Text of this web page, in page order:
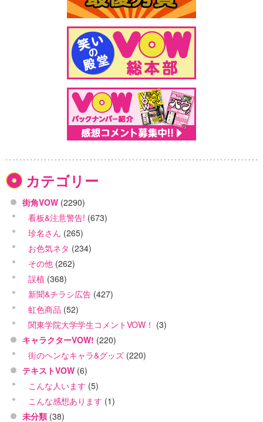
カテゴリー
街角VOW (2290)
看板&注意警告! (673)
珍名さん (265)
お色気ネタ (234)
その他 (262)
誤植 (368)
新聞&チラシ広告 (427)
虹色商品 (52)
関東学院大学学生コメントVOW！ (3)
キャラクターVOW! (220)
街のヘンなキャラ&グッズ (220)
テキストVOW (6)
こんな人います (5)
こんな感想あります (1)
未分類 (38)